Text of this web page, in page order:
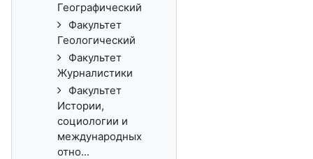
Географический
Факультет
Геологический
Факультет
Журналистики
Факультет
Истории,
социологии и
международных
отно...